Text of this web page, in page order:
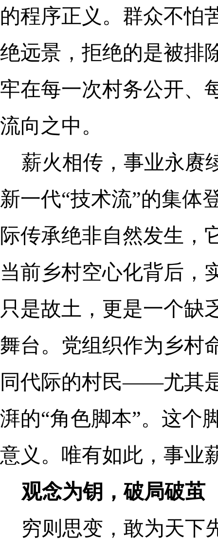
的程序正义。群众不怕
绝远景，拒绝的是被排
牢在每一次村务公开、
流向之中。
薪火相传，事业永赓
新一代“技术流”的集体
际传承绝非自然发生，
当前乡村空心化背后，
只是故土，更是一个缺
舞台。党组织作为乡村
同代际的村民——尤其
湃的“角色脚本”。这个
意义。唯有如此，事业
观念为钥，破局破茧
穷则思变，敢为天下